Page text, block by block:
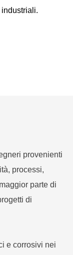
provenienti
processi,
parte di
di
e corrosivi nei